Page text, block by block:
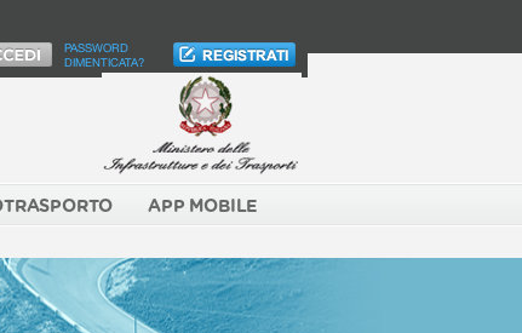
PASSWORD
DIMENTICATA?
APP MOBILE